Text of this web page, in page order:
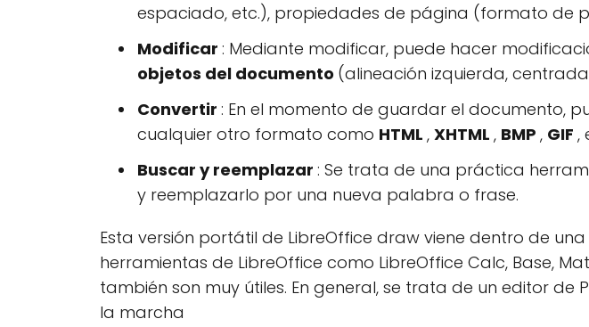
espaciado, etc.), propiedades de página (formato de
Modificar : Mediante modificar, puede hacer
objetos del documento (alineación izquierda,
Convertir : En el momento de guardar el documento,
cualquier otro formato como HTML , XHTML , BMP , GIF ,
Buscar y reemplazar : Se trata de una práctica
y reemplazarlo por una nueva palabra o frase.
Esta versión portátil de LibreOffice draw viene dentro de una
herramientas de LibreOffice como LibreOffice Calc, Base,
también son muy útiles. En general, se trata de un editor
la marcha